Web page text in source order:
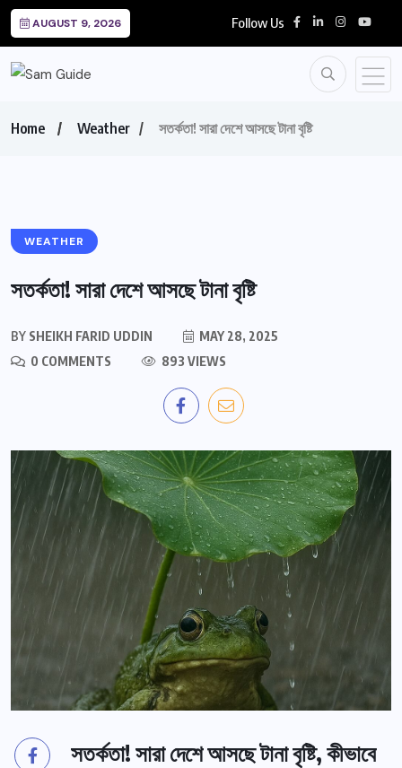
AUGUST 9, 2026 Follow Us
Home Weather সতর্কতা! সারা দেশে আসছে টানা বৃষ্টি
WEATHER
সতর্কতা! সারা দেশে আসছে টানা বৃষ্টি
BY SHEIKH FARID UDDIN
MAY 28, 2025
0 COMMENTS
893 VIEWS
সতর্কতা! সারা দেশে আসছে টানা বৃষ্টি, কীভাবে